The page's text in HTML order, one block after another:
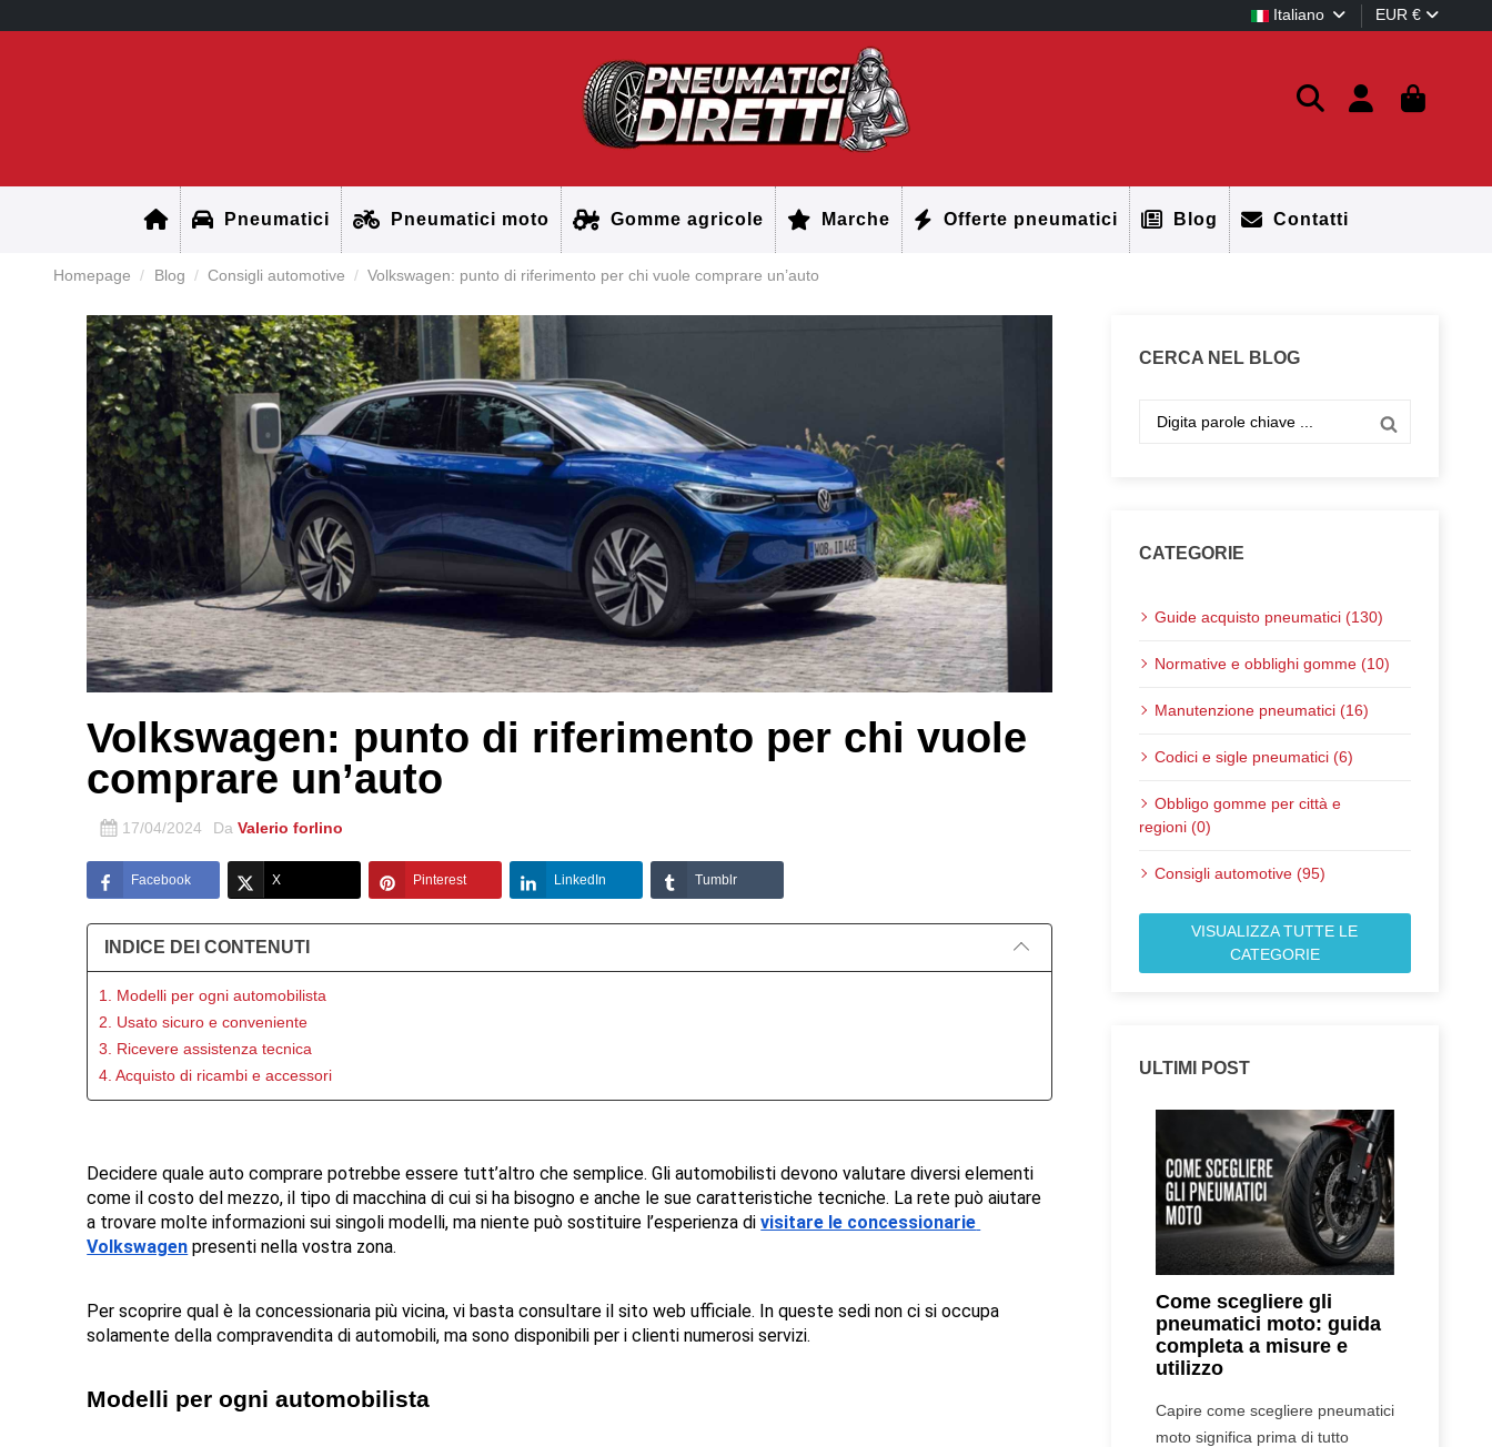
Italiano EUR €
Pneumatici Pneumatici moto Gomme agricole Marche Offerte pneumatici Blog Contatti
Homepage Blog Consigli automotive Volkswagen: punto di riferimento per chi vuole comprare un’auto
Volkswagen: punto di riferimento per chi vuole
comprare un’auto
17/04/2024 Da Valerio forlino
Facebook X Pinterest LinkedIn Tumblr
INDICE DEI CONTENUTI
1. Modelli per ogni automobilista
2. Usato sicuro e conveniente
3. Ricevere assistenza tecnica
4. Acquisto di ricambi e accessori
Decidere quale auto comprare potrebbe essere tutt’altro che semplice. Gli automobilisti devono valutare diversi elementi
come il costo del mezzo, il tipo di macchina di cui si ha bisogno e anche le sue caratteristiche tecniche. La rete può aiutare
a trovare molte informazioni sui singoli modelli, ma niente può sostituire l’esperienza di visitare le concessionarie
Volkswagen presenti nella vostra zona.
Per scoprire qual è la concessionaria più vicina, vi basta consultare il sito web ufficiale. In queste sedi non ci si occupa
solamente della compravendita di automobili, ma sono disponibili per i clienti numerosi servizi.
Modelli per ogni automobilista
CERCA NEL BLOG
CATEGORIE
Guide acquisto pneumatici (130)
Normative e obblighi gomme (10)
Manutenzione pneumatici (16)
Codici e sigle pneumatici (6)
Obbligo gomme per città e
regioni (0)
Consigli automotive (95)
VISUALIZZA TUTTE LE
CATEGORIE
ULTIMI POST
Come scegliere gli
pneumatici moto: guida
completa a misure e
utilizzo
Capire come scegliere pneumatici
moto significa prima di tutto